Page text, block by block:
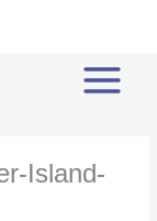
Island-